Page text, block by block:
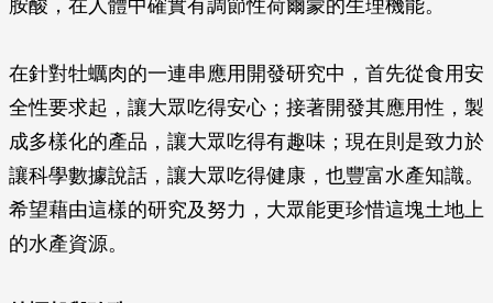
胺酸，在人體中確實有調節性荷爾蒙的生理機能。
在針對牡蠣肉的一連串應用開發研究中，首先從食用安
全性要求起，讓大眾吃得安心；接著開發其應用性，製
成多樣化的產品，讓大眾吃得有趣味；現在則是致力於
讓科學數據說話，讓大眾吃得健康，也豐富水產知識。
希望藉由這樣的研究及努力，大眾能更珍惜這塊土地上
的水產資源。